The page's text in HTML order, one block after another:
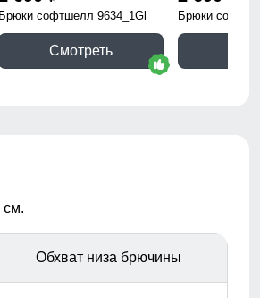
Брюки софтшелл 9634_1Gl
Смотреть
Брюки
см.
Обхват низа брючины